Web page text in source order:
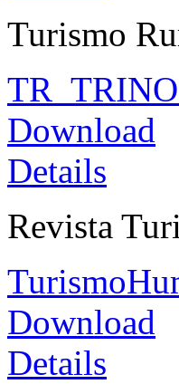
Turismo
Download
Details
Revista
Download
Details